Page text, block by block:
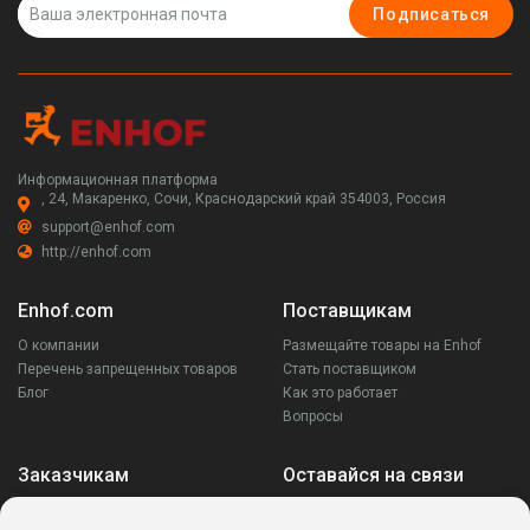
Подписаться
Информационная платформа
, 24, Макаренко, Сочи, Краснодарский край 354003, Россия
support@enhof.com
http://enhof.com
Enhof.com
О компании
Перечень запрещенных товаров
Блог
Поставщикам
Размещайте товары на Enhof
Стать поставщиком
Как это работает
Вопросы
Заказчикам Оставайся на связи